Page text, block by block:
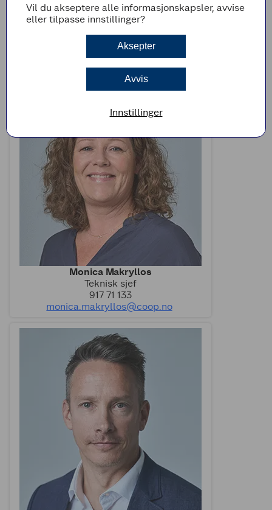
Heidi Bakkerud Granerud
991 28 865
Monica Makryllos
Teknisk sjef
917 71 133
monica.makryllos@coop.no
Vil du akseptere alle informasjonskapsler, avvise
eller tilpasse innstillinger?
Aksepter
Avvis
Innstillinger